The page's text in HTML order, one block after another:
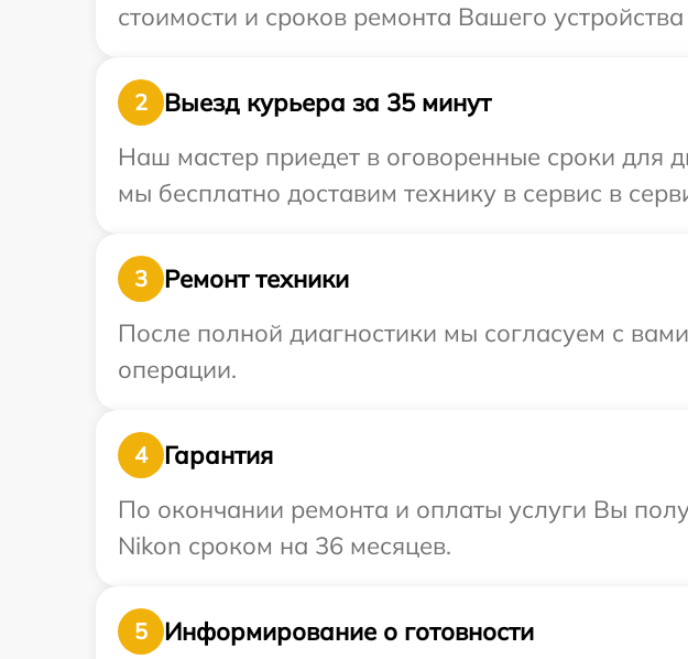
стоимости и сроков ремонта Вашего
2
Выезд курьера за 35 минут
Наш мастер приедет в оговоренные сроки для
мы бесплатно доставим технику в сервис в
3
Ремонт техники
После полной диагностики мы согласуем с
операции.
4
Гарантия
По окончании ремонта и оплаты услуги Вы
Nikon сроком на 36 месяцев.
5
Информирование о готовности